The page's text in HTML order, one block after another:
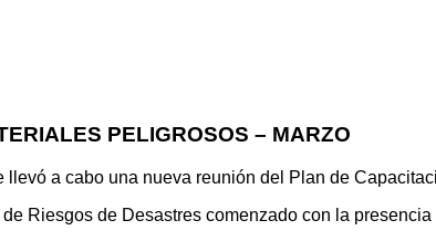
PELIGROSOS – MARZO
a cabo una nueva reunión del Plan de
Riesgos de Desastres comenzado con la